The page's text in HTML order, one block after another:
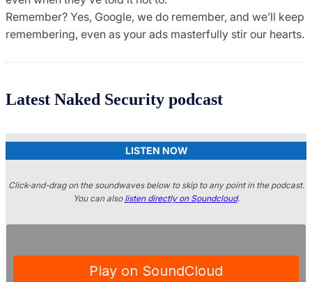
Remember? Yes, Google, we do remember, and we’ll keep
remembering, even as your ads masterfully stir our hearts.
Latest Naked Security podcast
LISTEN NOW
Click-and-drag on the soundwaves below to skip to any point in the podcast.
You can also listen directly on Soundcloud.